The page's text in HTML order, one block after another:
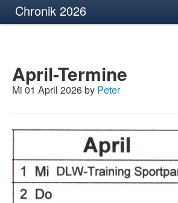
Chronik 2026
April-Termine
Mi 01 April 2026 by Peter